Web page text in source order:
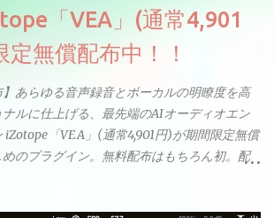
「VEA」(通常4,901
定無償配布中！！
】あらゆる音声録音とボーカルの明瞭度を高
ルに仕上げる、最先端のAIオーディオエン
iZotope「VEA」(通常4,901円)が期間限定無償
のプラグイン。無料配布はもちろん初。配